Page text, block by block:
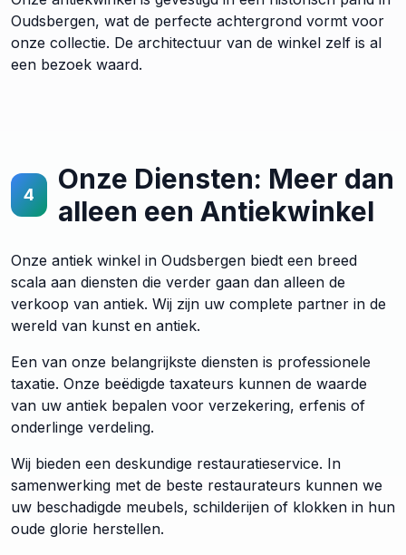
Oudsbergen, wat de perfecte achtergrond vormt voor
onze collectie. De architectuur van de winkel zelf is al
een bezoek waard.
4
Onze Diensten: Meer dan
alleen een Antiekwinkel
Onze antiek winkel in Oudsbergen biedt een breed
scala aan diensten die verder gaan dan alleen de
verkoop van antiek. Wij zijn uw complete partner in de
wereld van kunst en antiek.
Een van onze belangrijkste diensten is professionele
taxatie. Onze beëdigde taxateurs kunnen de waarde
van uw antiek bepalen voor verzekering, erfenis of
onderlinge verdeling.
Wij bieden een deskundige restauratieservice. In
samenwerking met de beste restaurateurs kunnen we
uw beschadigde meubels, schilderijen of klokken in hun
oude glorie herstellen.